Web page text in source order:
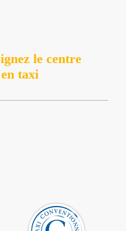
le centre
taxi